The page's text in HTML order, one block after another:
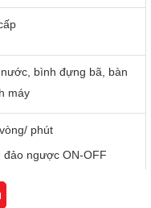
bình đựng bã, bàn
máy
phút
đảo ngược ON-OFF
liệu lớn có đường
ép nguyên trái cây